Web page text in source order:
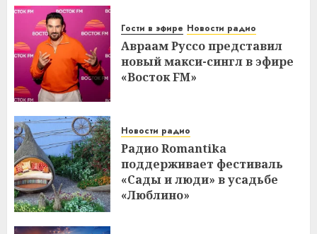
Гости в эфире Новости радио
Авраам Руссо представил
новый макси-сингл в эфире
«Восток FM»
Новости радио
Радио Romantika
поддерживает фестиваль
«Сады и люди» в усадьбе
«Люблино»